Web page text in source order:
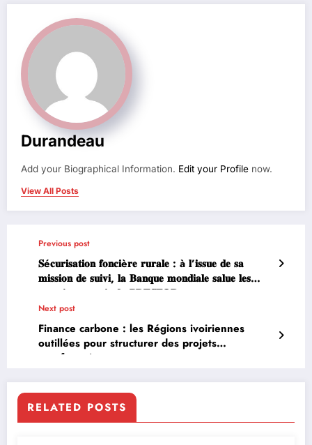
Durandeau
Add your Biographical Information. Edit your Profile now.
View All Posts
Previous post
𝐒é𝐜𝐮𝐫𝐢𝐬𝐚𝐭𝐢𝐨𝐧 𝐟𝐨𝐧𝐜𝐢è𝐫𝐞 𝐫𝐮𝐫𝐚𝐥𝐞 : à 𝐥’𝐢𝐬𝐬𝐮𝐞 𝐝𝐞 𝐬𝐚
𝐦𝐢𝐬𝐬𝐢𝐨𝐧 𝐝𝐞 𝐬𝐮𝐢𝐯𝐢, 𝐥𝐚 𝐁𝐚𝐧𝐪𝐮𝐞 𝐦𝐨𝐧𝐝𝐢𝐚𝐥𝐞 𝐬𝐚𝐥𝐮𝐞 𝐥𝐞𝐬
𝐩𝐫𝐞𝐦𝐢𝐞𝐫𝐬 𝐚𝐜𝐪𝐮𝐢𝐬 𝐝𝐮 𝐏𝐑𝐄𝐒𝐅𝐎𝐑
Next post
Finance carbone : les Régions ivoiriennes
outillées pour structurer des projets
agroforestiers
RELATED POSTS